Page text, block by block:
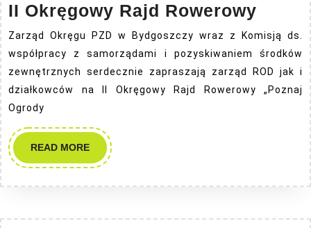
II Okręgowy Rajd Rowerowy
Rajd
Zarząd Okręgu PZD w Bydgoszczy wraz z Komisją ds.
współpracy z samorządami i pozyskiwaniem środków
zewnętrznych serdecznie zapraszają zarząd ROD jak i
działkowców na II Okręgowy Rajd Rowerowy „Poznaj
Ogrody
READ MOREREAD
MORE